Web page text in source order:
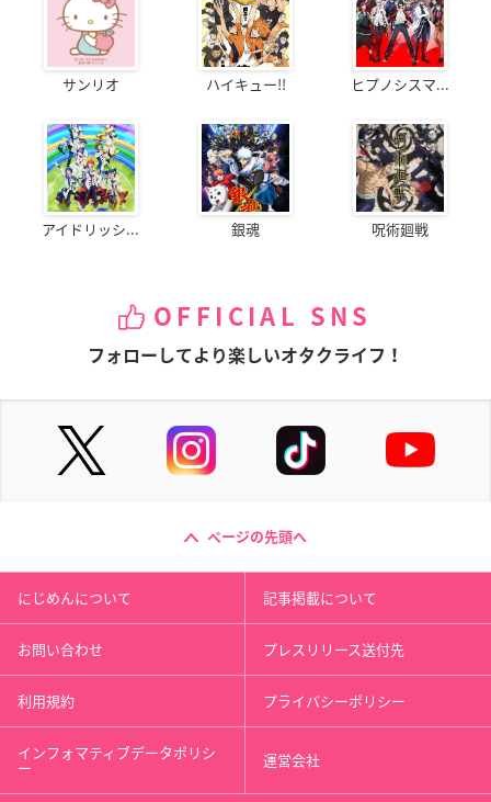
サンリオ ハイキュー!! ヒプノシスマ...
アイドリッシ... 銀魂 呪術廻戦
OFFICIAL SNS
フォローしてより楽しいオタクライフ！
ページの先頭へ
にじめんについて 記事掲載について
お問い合わせ プレスリリース送付先
利用規約 プライバシーポリシー
インフォマティブデータポリシ
ー 運営会社